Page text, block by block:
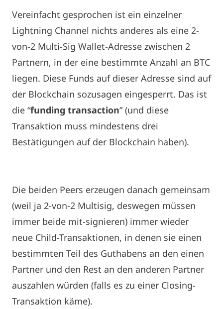
Vereinfacht gesprochen ist ein einzelner
Lightning Channel nichts anderes als eine 2-
von-2 Multi-Sig Wallet-Adresse zwischen 2
Partnern, in der eine bestimmte Anzahl an BTC
liegen. Diese Funds auf dieser Adresse sind auf
der Blockchain sozusagen eingesperrt. Das ist
die “funding transaction” (und diese
Transaktion muss mindestens drei
Bestätigungen auf der Blockchain haben).
Die beiden Peers erzeugen danach gemeinsam
(weil ja 2-von-2 Multisig, deswegen müssen
immer beide mit-signieren) immer wieder
neue Child-Transaktionen, in denen sie einen
bestimmten Teil des Guthabens an den einen
Partner und den Rest an den anderen Partner
auszahlen würden (falls es zu einer Closing-
Transaktion käme).